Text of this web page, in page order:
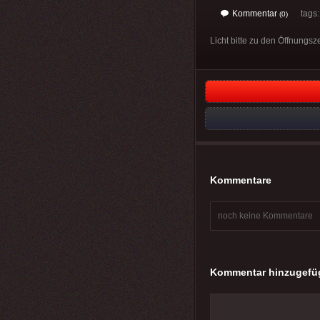
Kommentar (0)
Licht bitte zu den
Kommentare
noch keine Kommentare
Kommentar